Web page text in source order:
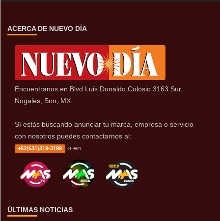
ACERCA DE NUEVO DÍA
Encuentranos en Blvd Luis Donaldo Colosio 3163 Sur,
Nogales, Son, MX.
Sí estás buscando anunciar tu marca, empresa o servicio
con nosotros puedes contactarnos al:
+52(631)319-3199 o en
ÚLTIMAS NOTICIAS